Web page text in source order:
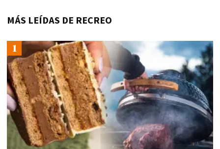
MÁS LEÍDAS DE RECREO